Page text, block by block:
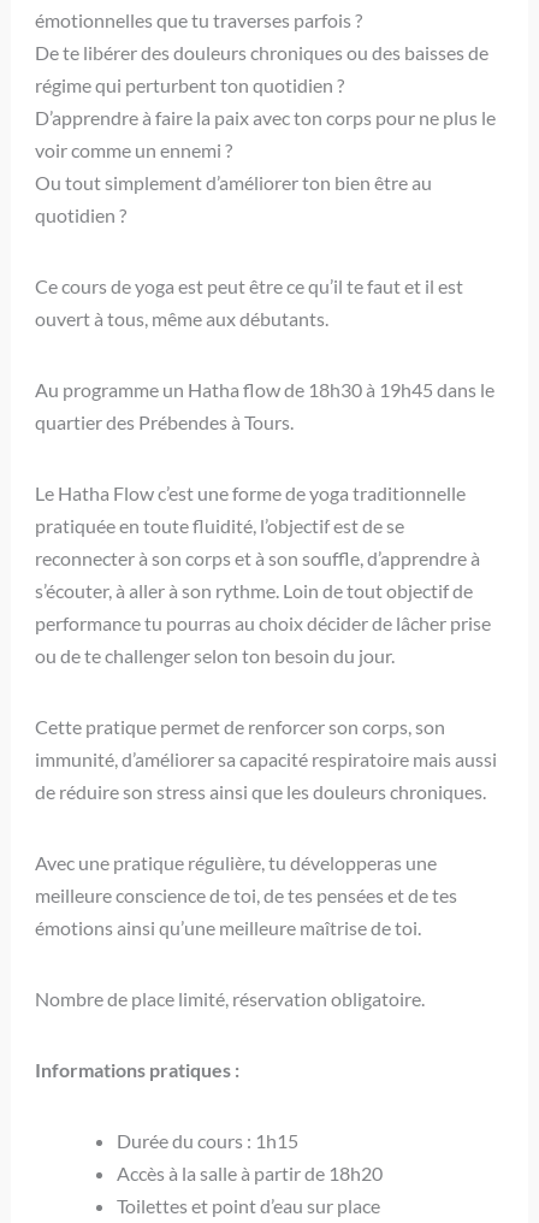
émotionnelles que tu traverses parfois ?
De te libérer des douleurs chroniques ou des baisses de
régime qui perturbent ton quotidien ?
D’apprendre à faire la paix avec ton corps pour ne plus le
voir comme un ennemi ?
Ou tout simplement d’améliorer ton bien être au
quotidien ?
Ce cours de yoga est peut être ce qu’il te faut et il est
ouvert à tous, même aux débutants.
Au programme un Hatha flow de 18h30 à 19h45 dans le
quartier des Prébendes à Tours.
Le Hatha Flow c’est une forme de yoga traditionnelle
pratiquée en toute fluidité, l’objectif est de se
reconnecter à son corps et à son souffle, d’apprendre à
s’écouter, à aller à son rythme. Loin de tout objectif de
performance tu pourras au choix décider de lâcher prise
ou de te challenger selon ton besoin du jour.
Cette pratique permet de renforcer son corps, son
immunité, d’améliorer sa capacité respiratoire mais aussi
de réduire son stress ainsi que les douleurs chroniques.
Avec une pratique régulière, tu développeras une
meilleure conscience de toi, de tes pensées et de tes
émotions ainsi qu’une meilleure maîtrise de toi.
Nombre de place limité, réservation obligatoire.
Informations pratiques :
Durée du cours : 1h15
Accès à la salle à partir de 18h20
Toilettes et point d’eau sur place